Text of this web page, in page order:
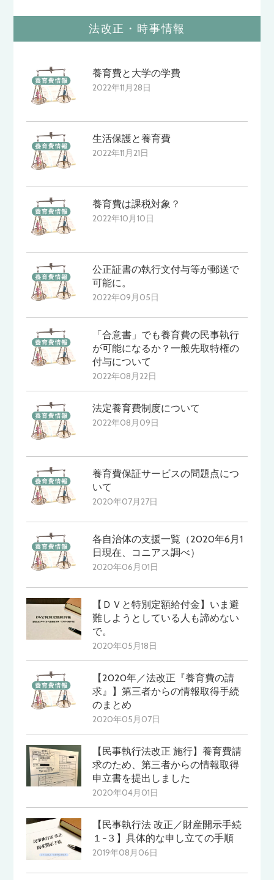
法改正・時事情報
養育費と大学の学費
2022年11月28日
生活保護と養育費
2022年11月21日
養育費は課税対象？
2022年10月10日
公正証書の執行文付与等が郵送で
可能に。
2022年09月05日
「合意書」でも養育費の民事執行
が可能になるか？一般先取特権の
付与について
2022年08月22日
法定養育費制度について
2022年08月09日
養育費保証サービスの問題点につ
いて
2020年07月27日
各自治体の支援一覧（2020年6月1
日現在、コニアス調べ）
2020年06月01日
【ＤＶと特別定額給付金】いま避
難しようとしている人も諦めない
で。
2020年05月18日
【2020年／法改正『養育費の請
求』】第三者からの情報取得手続
のまとめ
2020年05月07日
【民事執行法改正 施行】養育費請
求のため、第三者からの情報取得
申立書を提出しました
2020年04月01日
【民事執行法 改正／財産開示手続
１−３】具体的な申し立ての手順
2019年08月06日